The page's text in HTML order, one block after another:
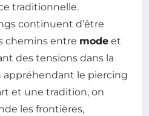
traditionnelle.
continuent d’être
chemins entre mode et
des tensions dans la
appréhendant le piercing
et une tradition, on
les frontières,